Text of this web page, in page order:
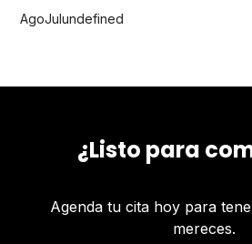
AgoJulundefined
¿Listo para
Agenda tu cita hoy para
mereces.